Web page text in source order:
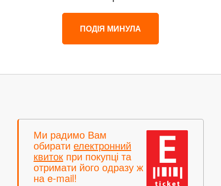
ПОДІЯ МИНУЛА
Ми радимо Вам
обирати електронний
квиток при покупці та
отримати його одразу ж
на e-mail!